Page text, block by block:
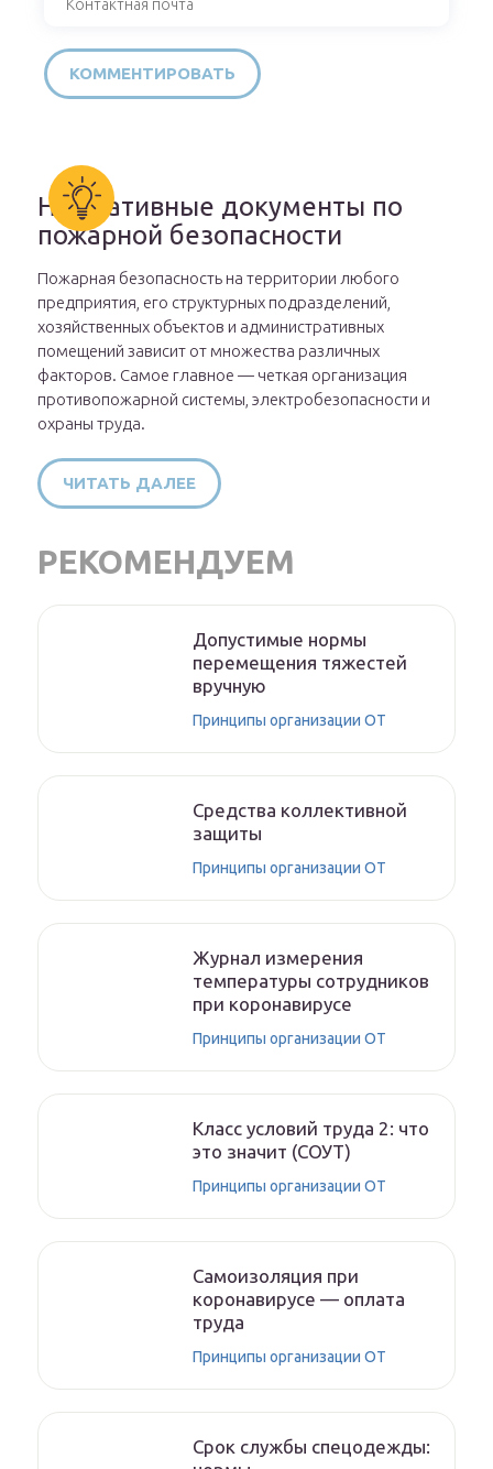
Нормативные документы по
пожарной безопасности
Пожарная безопасность на территории любого
предприятия, его структурных подразделений,
хозяйственных объектов и административных
помещений зависит от множества различных
факторов. Самое главное — четкая организация
противопожарной системы, электробезопасности и
охраны труда.
ЧИТАТЬ ДАЛЕЕ
РЕКОМЕНДУЕМ
Допустимые нормы
перемещения тяжестей
вручную
Принципы организации ОТ
Средства коллективной
защиты
Принципы организации ОТ
Журнал измерения
температуры сотрудников
при коронавирусе
Принципы организации ОТ
Класс условий труда 2: что
это значит (СОУТ)
Принципы организации ОТ
Самоизоляция при
коронавирусе — оплата
труда
Принципы организации ОТ
Срок службы спецодежды: